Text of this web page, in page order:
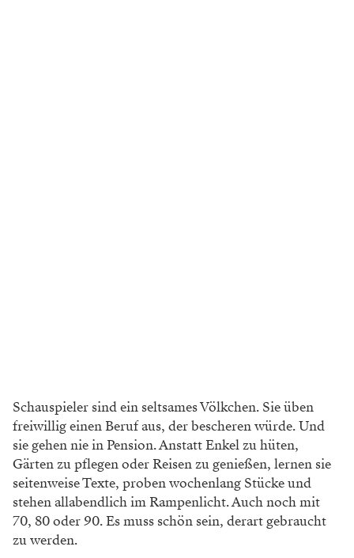
Schauspieler sind ein seltsames Völkchen. Sie üben
freiwillig einen Beruf aus, derbescheren würde. Und
sie gehen niein Pension. Anstatt Enkel zu hüten,
Gärten zu pflegen oder Reisen zu genießen, lernen sie
seitenweise Texte, proben wochenlang Stücke und
stehen allabendlich im Rampenlicht.Auch noch mit
70, 80 oder 90. Es muss schön sein, derart gebraucht
zu werden.